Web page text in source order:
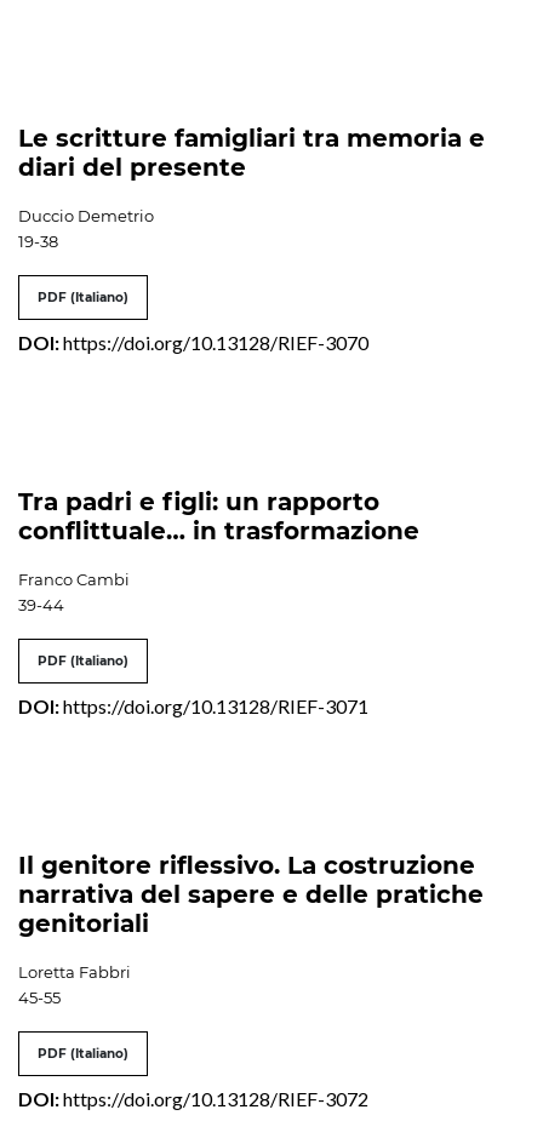
Le scritture famigliari tra memoria e
diari del presente
Duccio Demetrio
19-38
PDF (Italiano)
DOI:https://doi.org/10.13128/RIEF-3070
Tra padri e figli: un rapporto
conflittuale… in trasformazione
Franco Cambi
39-44
PDF (Italiano)
DOI:https://doi.org/10.13128/RIEF-3071
Il genitore riflessivo. La costruzione
narrativa del sapere e delle pratiche
genitoriali
Loretta Fabbri
45-55
PDF (Italiano)
DOI:https://doi.org/10.13128/RIEF-3072